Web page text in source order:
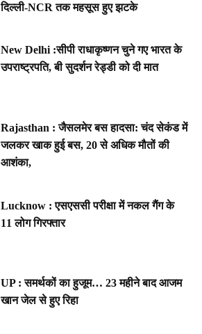
दिल्ली-NCR तक महसूस हुए झटके
New Delhi :सीपी राधाकृष्णन चुने गए भारत के
उपराष्ट्रपति, बी सुदर्शन रेड्डी को दी मात
Rajasthan : जैसलमेर बस हादसा: चंद सेकंड में
जलकर खाक हुई बस, 20 से अधिक मौतों की
आशंका,
Lucknow : एसएससी परीक्षा में नकल गैंग के
11 लोग गिरफ्तार
UP : समर्थकों का हुजूम… 23 महीने बाद आजम
खान जेल से हुए रिहा